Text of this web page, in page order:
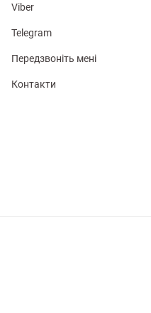
Viber
Telegram
Передзвоніть мені
Контакти